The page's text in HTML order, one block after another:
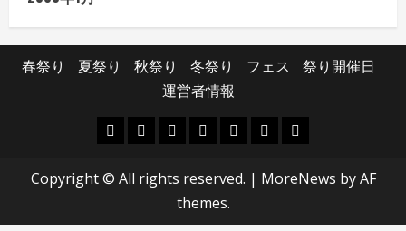
春祭り 夏祭り 秋祭り 冬祭り フェス
祭り開催日
運営者情報
春
り
夏
り
秋
り
冬
り
フ
ス
祭
開
運
者
Copyright © All rights reserved. | MoreNews by AF
themes.